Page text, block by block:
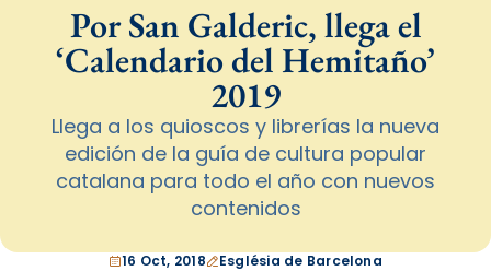
Por San Galderic, llega el
‘Calendario del Hemitaño’
2019
Llega a los quioscos y librerías la nueva
edición de la guía de cultura popular
catalana para todo el año con nuevos
contenidos
16 Oct, 2018 Església de Barcelona